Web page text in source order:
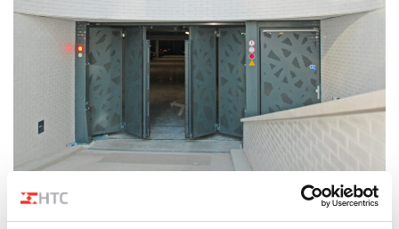
Beveiligde toegang tot